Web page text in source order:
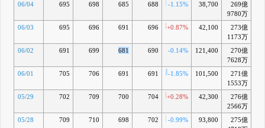
06/04 695 698 685 688 -1.15% 38,700
269億
9780万
06/03 695 696 691 696 +0.87% 42,100
273億
1173万
06/02 691 699 681 690 -0.14% 121,400
270億
7628万
06/01 705 706 691 691 -1.85% 101,500
271億
1553万
05/29 702 709 700 704 +0.28% 42,300
276億
2566万
05/28 709 710 698 702 -0.99% 93,800
275億